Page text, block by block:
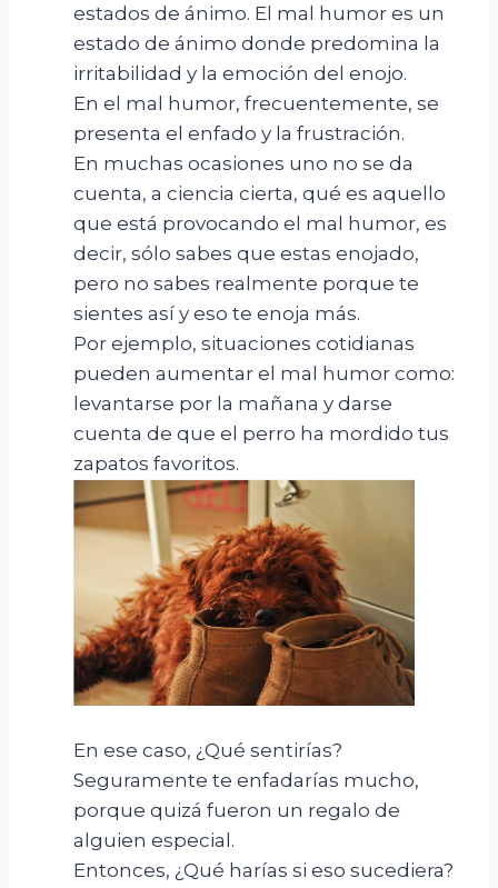
estados de ánimo. El mal humor es un
estado de ánimo donde predomina la
irritabilidad y la emoción del enojo.
En el mal humor, frecuentemente, se
presenta el enfado y la frustración.
En muchas ocasiones uno no se da
cuenta, a ciencia cierta, qué es aquello
que está provocando el mal humor, es
decir, sólo sabes que estas enojado,
pero no sabes realmente porque te
sientes así y eso te enoja más.
Por ejemplo, situaciones cotidianas
pueden aumentar el mal humor como:
levantarse por la mañana y darse
cuenta de que el perro ha mordido tus
zapatos favoritos.
En ese caso, ¿Qué sentirías?
Seguramente te enfadarías mucho,
porque quizá fueron un regalo de
alguien especial.
Entonces, ¿Qué harías si eso sucediera?